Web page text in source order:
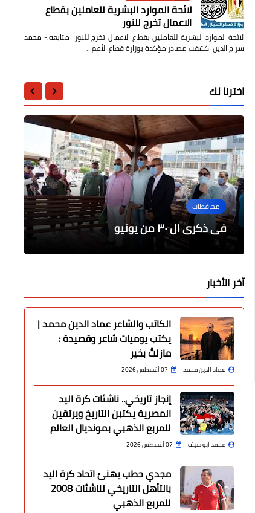
لائحة الموارد البشرية للعاملين بقطاع
الاعمال تخرج للنور
لائحة الموارد البشرية للعاملين بقطاع الاعمال تخرج للنور متابعه:- محمد
سراج الدين كشفت مصادر مؤكدة بوزارة قطاع الأعم…
اخترنا لك
محافظات
فى ذكرى ال ٣٠ من يونيو
الرياضة
ابدا ابدا لن يكون سهلا .. طموحات المربع
الذهبي الاوروبي 2020
الرياضة
مديرآ فنيآ جديدآ لنادى إتحاد نبروة
الرياضة
إصابة نجم فريق الأهلي
الرياضة
تعرف علي تشكيل منتخبي الارجنتين و
الاكوادور قبل المواجهة المرتقبة
آخر الأخبار
الكاتب والشاعر عماد الدين محمد |
يكتب يوميات شاعر وقصيدة :
مازلتُ بخير
عماد الدين محمد 07 أغسطس 2026
إنجاز تاريخي.. ناشئات كرة اليد
المصرية يكتبن التاريخ ويرتقين
للمربع الذهبي بمونديال العالم
محمد ابو سيف 07 أغسطس 2026
مجدي حطب يهنئ اتحاد كرة اليد
بالتأهل التاريخي لناشئات 2008
للمربع الذهبي